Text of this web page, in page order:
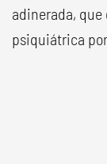
adinerada,
psiquiátrica